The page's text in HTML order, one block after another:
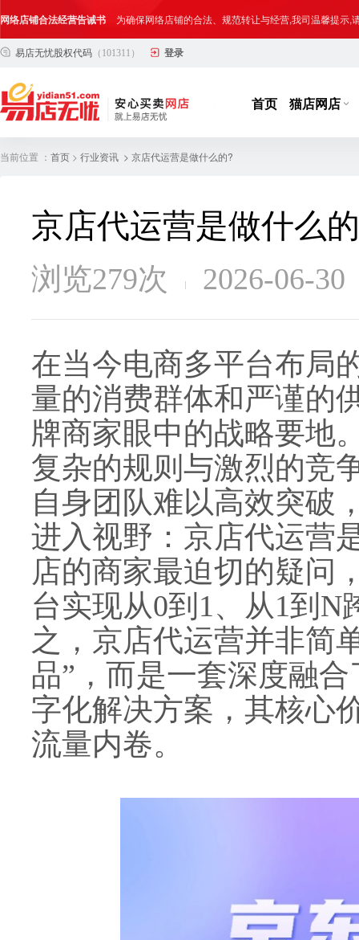
网络店铺合法经营告诫书 为确保网络店铺的合法、规范转让与经营,我司温馨提示
合法合规经营告客户书 部分客户在购买抖店网络店铺后，存在试图规避平台监
网络店铺合法经营告诫书 为确保网络店铺的合法、规范转让与经营,我司温馨提示
易店无忧股权代码 （101311） 登录
首页 猫店网店
当前位置 ： 首页 > 行业资讯 > 京店代运营是做什么的?
京店代运营是做什么
浏览279次 2026-06-30
在当今电商多平台布局
量的消费群体和严谨的
牌商家眼中的战略要地
复杂的规则与激烈的竞
自身团队难以高效突破
进入视野：京店代运营
店的商家最迫切的疑问
台实现从0到1、从1到
之，京店代运营并非简
品”，而是一套深度融
字化解决方案，其核心
流量内卷。